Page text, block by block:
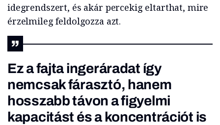
idegrendszert, és akár percekig eltarthat, mire
érzelmileg feldolgozza azt.
Ez a fajta ingeráradat így
nemcsak fárasztó, hanem
hosszabb távon a figyelmi
kapacitást és a koncentrációt is